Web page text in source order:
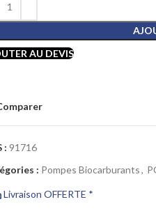
AU DEVIS
: 91716
: Pompes Biocarburants,
Livraison OFFERTE *